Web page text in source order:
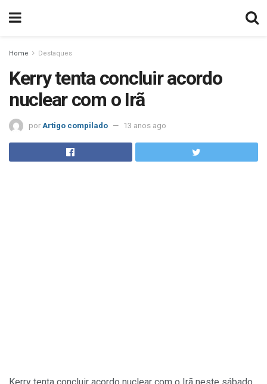
Home Destaques
Kerry tenta concluir acordo
nuclear com o Irã
por Artigo compilado 13 anos ago